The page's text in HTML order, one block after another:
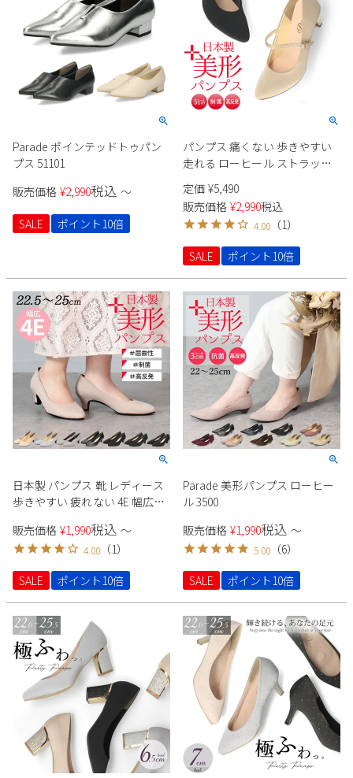
Parade ポインテッドトゥパン
プス 51101
販売価格 ¥2,990税込 〜
SALE ポイント10倍
パンプス 痛くない 歩きやすい
走れる ローヒール ストラップ
黒 オフィス 靴 レディース 日本
製 ブラック 高反発 パーティ 美
形パンプス Parade 5501
定価 ¥5,490
販売価格 ¥2,990税込
4.00 （1）
SALE
ポイント10倍
日本製 パンプス 靴 レディース
歩きやすい 疲れない 4E 幅広
反発 痛くなりにくい 走れる
Parade 美形パンプス 4500
販売価格 ¥1,990税込 〜
4.00 （1）
SALE
ポイント10倍
Parade 美形パンプス ローヒー
ル 3500
販売価格 ¥1,990税込 〜
5.00 （6）
SALE
ポイント10倍